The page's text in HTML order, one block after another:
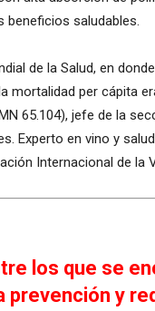
beneficios saludables.
de la Salud, en
per cápita
65.104), jefe de la
Experto en vino y
Internacional de la
los que se
prevención y